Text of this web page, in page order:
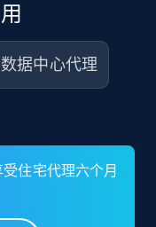
数据中心代理
住宅代理六个月